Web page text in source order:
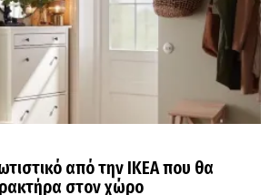
από την IKEA που θα
στον χώρο